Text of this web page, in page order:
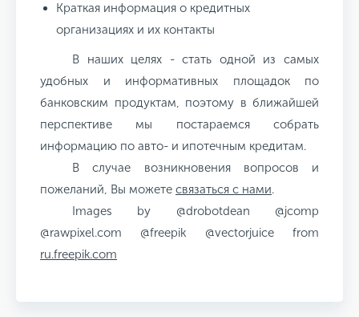
Краткая информация о кредитных
организациях и их контакты
В наших целях - стать одной из самых
удобных и информативных площадок по
банковским продуктам, поэтому в ближайшей
перспективе мы постараемся собрать
информацию по авто- и ипотечным кредитам.
В случае возникновения вопросов и
пожеланий, Вы можете связаться с нами.
Images by @drobotdean @jcomp
@rawpixel.com @freepik @vectorjuice from
ru.freepik.com